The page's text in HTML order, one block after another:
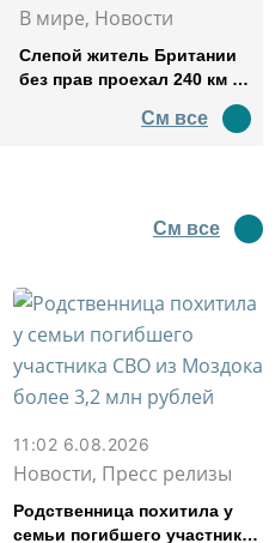
В мире, Новости
Слепой житель Британии
без прав проехал 240 км в
См все
См все
11:02 6.08.2026
Новости, Пресс релизы
Родственница похитила у
семьи погибшего участника